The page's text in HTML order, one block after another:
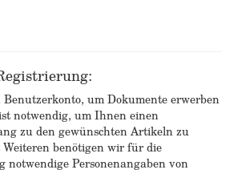
Benutzerkonto, um Dokumente erwerben
notwendig, um Ihnen einen
zu den gewünschten Artikeln zu
Weiteren benötigen wir für die
notwendige Personenangaben von